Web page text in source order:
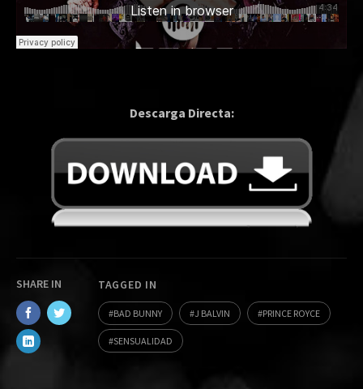
Descarga Directa:
SHARE IN TAGGED IN
BAD BUNNY J BALVIN PRINCE ROYCE
SENSUALIDAD